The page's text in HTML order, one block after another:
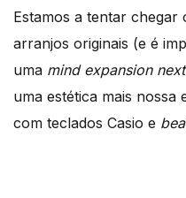
Estamos a tentar chegar
arranjos originais (e é
uma mind expansion
uma estética mais nossa
com teclados Casio e